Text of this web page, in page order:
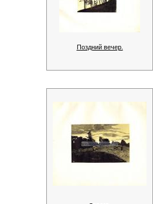
Поздний вечер.